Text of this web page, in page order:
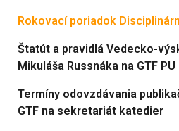
Rokovací poriadok
Štatút a pravidlá Vedecko-
Mikuláša Russnáka na GTF PU
Termíny odovzdávania
GTF na sekretariát katedier